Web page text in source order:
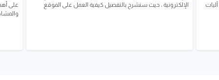
الإلكترونية ، حيث سنشرح بالتفصيل كيفية العمل على الموقع
على